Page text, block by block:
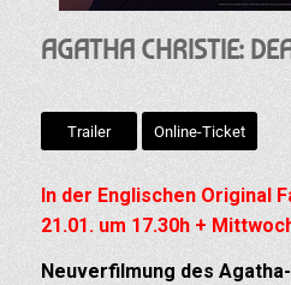
AGATHA CHRISTIE:
Trailer Online-Ticket
In der Englischen Original
21.01. um 17.30h +
Neuverfilmung des